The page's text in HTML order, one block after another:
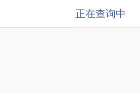
正在查询中